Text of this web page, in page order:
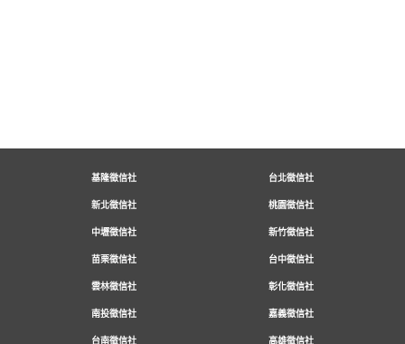
基隆徵信社 台北徵信社
新北徵信社 桃園徵信社
中壢徵信社 新竹徵信社
苗栗徵信社 台中徵信社
雲林徵信社 彰化徵信社
南投徵信社 嘉義徵信社
台南徵信社 高雄徵信社